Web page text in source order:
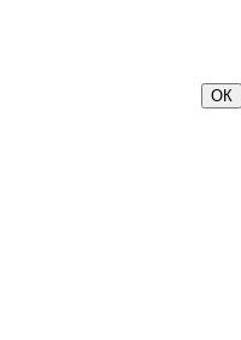
ОК